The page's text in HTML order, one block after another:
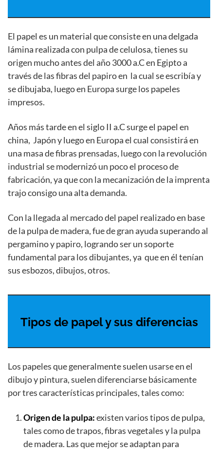
El papel es un material que consiste en una delgada
lámina realizada con pulpa de celulosa, tienes su
origen mucho antes del año 3000 a.C en Egipto a
través de las fibras del papiro en la cual se escribía y
se dibujaba, luego en Europa surge los papeles
impresos.
Años más tarde en el siglo II a.C surge el papel en
china, Japón y luego en Europa el cual consistirá en
una masa de fibras prensadas, luego con la revolución
industrial se modernizó un poco el proceso de
fabricación, ya que con la mecanización de la imprenta
trajo consigo una alta demanda.
Con la llegada al mercado del papel realizado en base
de la pulpa de madera, fue de gran ayuda superando al
pergamino y papiro, logrando ser un soporte
fundamental para los dibujantes, ya que en él tenían
sus esbozos, dibujos, otros.
Tipos de papel y sus diferencias
Los papeles que generalmente suelen usarse en el
dibujo y pintura, suelen diferenciarse básicamente
por tres características principales, tales como:
Origen de la pulpa:existen varios tipos de pulpa,
tales como de trapos, fibras vegetales y la pulpa
de madera. Las que mejor se adaptan para